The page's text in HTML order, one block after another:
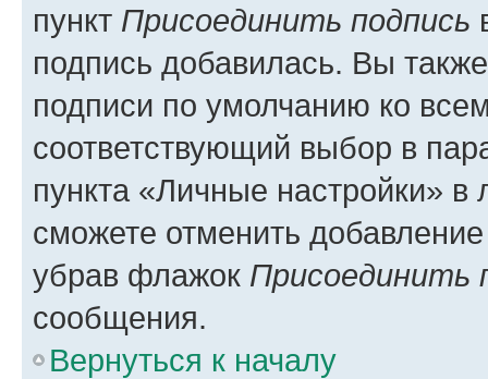
пункт Присоединить подпись
подпись добавилась. Вы
подписи по умолчанию ко
соответствующий выбор в
пункта «Личные настройки»
сможете отменить
убрав флажок Присоединить
сообщения.
Вернуться к началу